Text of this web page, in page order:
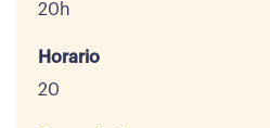
20h
Horario
20